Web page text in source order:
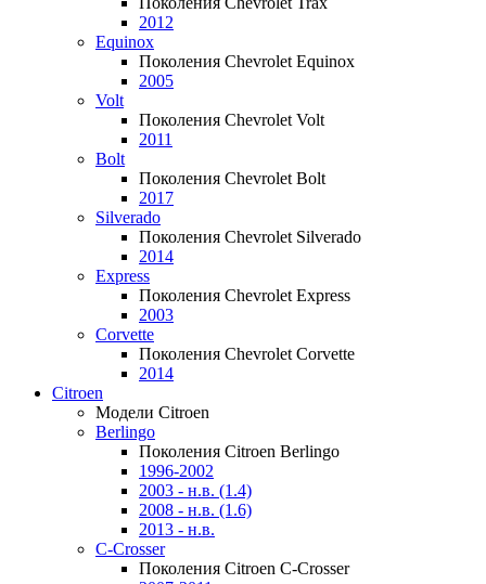
2012
Equinox
Поколения Chevrolet Equinox
2005
Volt
Поколения Chevrolet Volt
2011
Bolt
Поколения Chevrolet Bolt
2017
Silverado
Поколения Chevrolet Silverado
2014
Express
Поколения Chevrolet Express
2003
Corvette
Поколения Chevrolet Corvette
2014
Citroen
Модели Citroen
Berlingo
Поколения Citroen Berlingo
1996-2002
2003 - н.в. (1.4)
2008 - н.в. (1.6)
2013 - н.в.
C-Crosser
Поколения Citroen C-Crosser